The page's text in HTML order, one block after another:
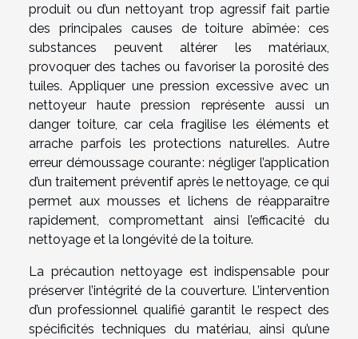
produit ou d’un nettoyant trop agressif fait partie
des principales causes de toiture abîmée : ces
substances peuvent altérer les matériaux,
provoquer des taches ou favoriser la porosité des
tuiles. Appliquer une pression excessive avec un
nettoyeur haute pression représente aussi un
danger toiture, car cela fragilise les éléments et
arrache parfois les protections naturelles. Autre
erreur démoussage courante : négliger l’application
d’un traitement préventif après le nettoyage, ce qui
permet aux mousses et lichens de réapparaître
rapidement, compromettant ainsi l’efficacité du
nettoyage et la longévité de la toiture.
La précaution nettoyage est indispensable pour
préserver l’intégrité de la couverture. L’intervention
d’un professionnel qualifié garantit le respect des
spécificités techniques du matériau, ainsi qu’une